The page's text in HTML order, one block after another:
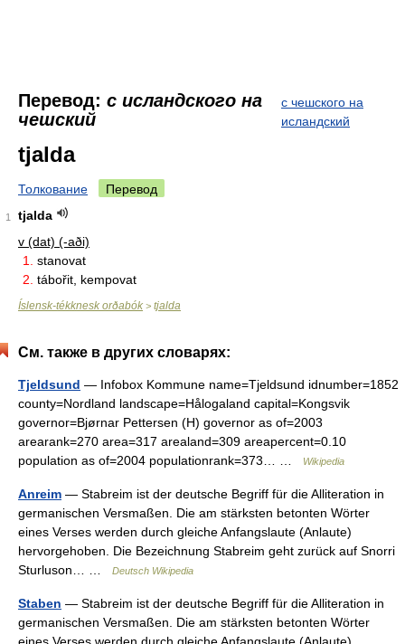
Перевод: с исландского на
чешский
с чешского на
исландский
tjalda
Толкование Перевод
1
tjalda
v (dat) (-aði)
1.
stanovat
2. tábořit, kempovat
Íslensk-tékknesk orðabók > tjalda
См. также в других словарях:
Tjeldsund — Infobox Kommune name=Tjeldsund idnumber=1852
county=Nordland landscape=Hålogaland capital=Kongsvik
governor=Bjørnar Pettersen (H) governor as of=2003
arearank=270 area=317 arealand=309 areapercent=0.10
population as of=2004 populationrank=373… …
Wikipedia
Anreim — Stabreim ist der deutsche Begriff für die Alliteration in
germanischen Versmaßen. Die am stärksten betonten Wörter
eines Verses werden durch gleiche Anfangslaute (Anlaute)
hervorgehoben. Die Bezeichnung Stabreim geht zurück auf Snorri
Sturluson… …
Deutsch Wikipedia
Staben — Stabreim ist der deutsche Begriff für die Alliteration in
germanischen Versmaßen. Die am stärksten betonten Wörter